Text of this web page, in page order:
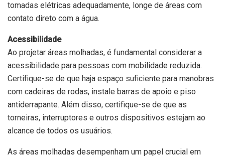
tomadas elétricas adequadamente, longe de áreas com
contato direto com a água.
Acessibilidade
Ao projetar áreas molhadas, é fundamental considerar a
acessibilidade para pessoas com mobilidade reduzida.
Certifique-se de que haja espaço suficiente para manobras
com cadeiras de rodas, instale barras de apoio e piso
antiderrapante. Além disso, certifique-se de que as
torneiras, interruptores e outros dispositivos estejam ao
alcance de todos os usuários.
As áreas molhadas desempenham um papel crucial em